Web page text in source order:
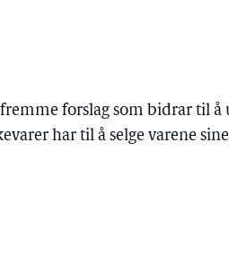
forslag som bidrar til
har til å selge varene